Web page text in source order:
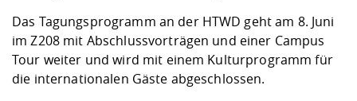
Das Tagungsprogramm an der HTWD geht am 8. Juni
im Z208 mit Abschlussvorträgen und einer Campus
Tour weiter und wird mit einem Kulturprogramm für
die internationalen Gäste abgeschlossen.